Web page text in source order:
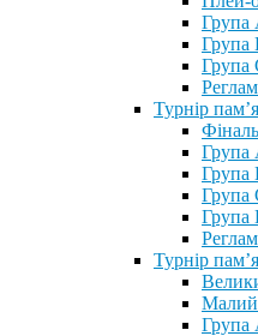
Група
Група
Група
Турнір
Група
Група
Група
Група
Турнір
Малий
Група